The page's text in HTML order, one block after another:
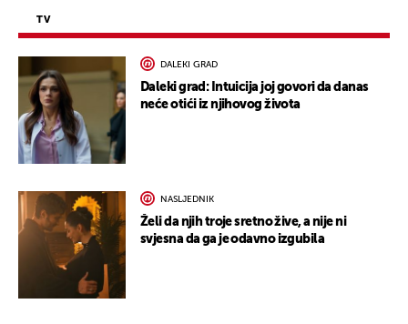
TV
DALEKI GRAD
Daleki grad: Intuicija joj govori da danas
neće otići iz njihovog života
NASLJEDNIK
Želi da njih troje sretno žive, a nije ni
svjesna da ga je odavno izgubila